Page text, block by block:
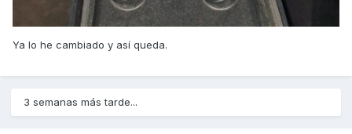
Ya lo he cambiado y así queda.
3 semanas más tarde...